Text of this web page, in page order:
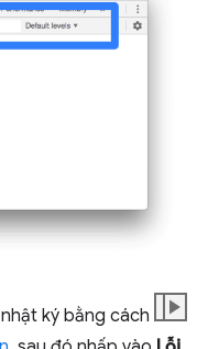
ký bằng cách